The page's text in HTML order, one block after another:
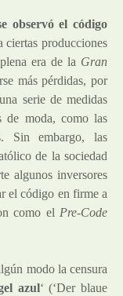
observó el código
producciones
era de la Gran
más pérdidas, por
serie de medidas
de moda, como las
Sin embargo, las
de la sociedad
algunos inversores
el código en firme a
como el Pre-Code
modo la censura
azul‘ (‘Der blaue